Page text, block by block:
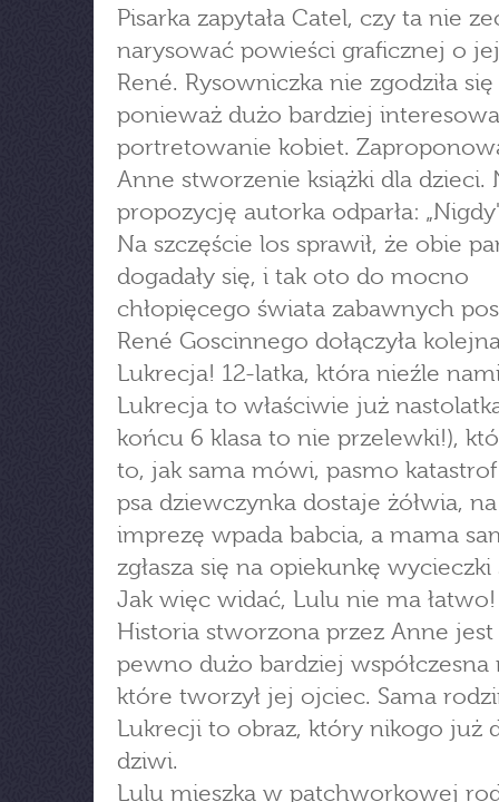
Pisarka zapytała Catel, czy ta nie
narysować powieści graficznej o
René. Rysowniczka nie zgodziła
ponieważ dużo bardziej
portretowanie kobiet.
Anne stworzenie książki dla dzieci.
propozycję autorka odparła:
Na szczęście los sprawił, że obie
dogadały się, i tak oto do mocno
chłopięcego świata zabawnych
René Goscinnego dołączyła
Lukrecja! 12-latka, która nieźle
Lukrecja to właściwie już
końcu 6 klasa to nie przelewki!),
to, jak sama mówi, pasmo
psa dziewczynka dostaje żółwia,
imprezę wpada babcia, a mama
zgłasza się na opiekunkę
Jak więc widać, Lulu nie ma łatwo!
Historia stworzona przez Anne jest
pewno dużo bardziej współczesna
które tworzył jej ojciec. Sama
Lukrecji to obraz, który nikogo już
dziwi.
Lulu mieszka w patchworkowej